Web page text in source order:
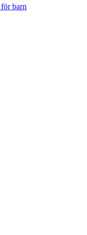
barn